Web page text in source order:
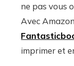
ne pas vous
Avec
imprimer et